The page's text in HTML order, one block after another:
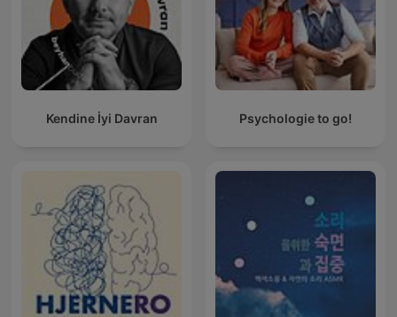
Kendine İyi Davran Psychologie to go!